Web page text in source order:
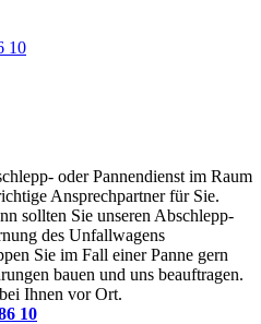
10
oder Pannendienst im Raum
Ansprechpartner für Sie.
sollten Sie unseren Abschlepp-
des Unfallwagens
Sie im Fall einer Panne gern
bauen und uns beauftragen.
Ihnen vor Ort.
10